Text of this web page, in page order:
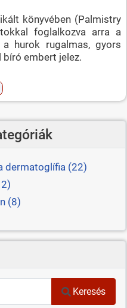
könyvében (Palmistry
foglalkozva arra a
hurok rugalmas, gyors
bíró embert jelez.
dermatoglífia (22)
(8)
Keresés